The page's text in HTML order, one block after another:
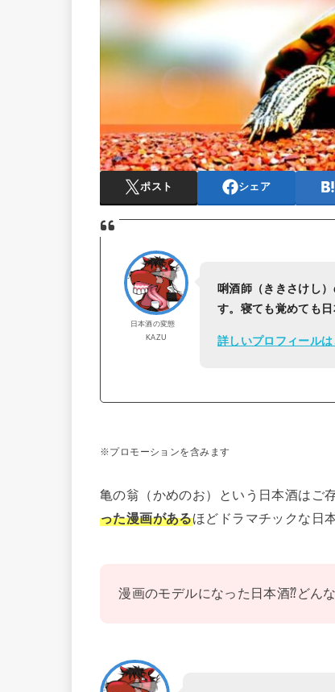
ポスト シェア
日本酒の変態
KAZU
唎酒師（ききさけし
す。寝ても覚めても
詳しいプロフィールは
※プロモーションを含みます
亀の翁（かめのお）という日本酒はご
った漫画があるほどドラマチックな日
漫画のモデルになった日本酒⁇どん